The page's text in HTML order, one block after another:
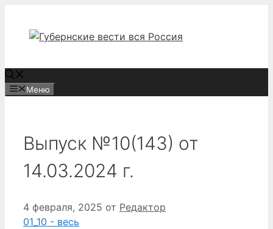
содержимому
Меню
Выпуск №10(143) от
14.03.2024 г.
4 февраля, 2025 от Редактор
01_10 - весь